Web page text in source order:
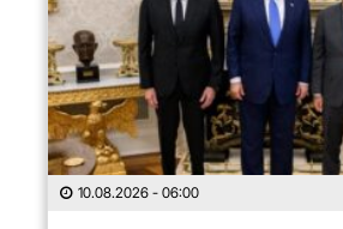
10.08.2026 - 06:00